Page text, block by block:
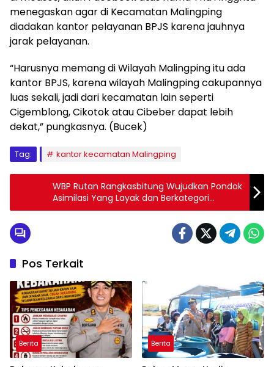
menegaskan agar di Kecamatan Malingping
diadakan kantor pelayanan BPJS karena jauhnya
jarak pelayanan.
“Harusnya memang di Wilayah Malingping itu ada
kantor BPJS, karena wilayah Malingping cakupannya
luas sekali, jadi dari kecamatan lain seperti
Cigemblong, Cikotok atau Cibeber dapat lebih
dekat,” pungkasnya. (Bucek)
Tag: kantor kecamatan Malingping
WBP Rutan Rangkasbitung Wujudkan Pondok
Asimilasi Yang Layak dan Berkategori
Minimum
Pos Terkait
Berita Berita